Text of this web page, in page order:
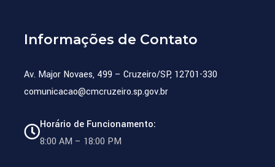
Informações de Contato
Av. Major Novaes, 499 – Cruzeiro/SP, 12701-330
comunicacao@cmcruzeiro.sp.gov.br
Horário de Funcionamento:
8:00 AM – 18:00 PM